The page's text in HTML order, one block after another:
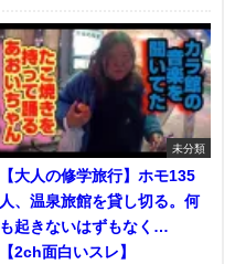
未分類
【大人の修学旅行】ホモ135
人、温泉旅館を貸し切る。何
も起きないはずもなく…
【2ch面白いスレ】